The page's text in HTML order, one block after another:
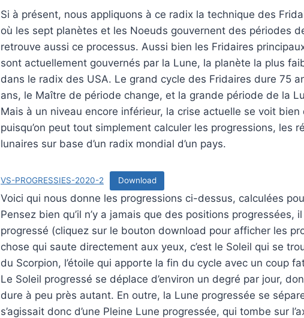
Si à présent, nous appliquons à ce radix la technique des
où les sept planètes et les Noeuds gouvernent des périodes
retrouve aussi ce processus. Aussi bien les Fridaires
sont actuellement gouvernés par la Lune, la planète la plus
dans le radix des USA. Le grand cycle des Fridaires dure 75
ans, le Maître de période change, et la grande période de la
Mais à un niveau encore inférieur, la crise actuelle se voit
puisqu’on peut tout simplement calculer les progressions, les
lunaires sur base d’un radix mondial d’un pays.
VS-PROGRESSIES-2020-2 Download
Voici qui nous donne les progressions ci-dessus, calculées
Pensez bien qu’il n’y a jamais que des positions progressées,
progressé (cliquez sur le bouton download pour afficher les
chose qui saute directement aux yeux, c’est le Soleil qui se
du Scorpion, l’étoile qui apporte la fin du cycle avec un coup
Le Soleil progressé se déplace d’environ un degré par jour,
dure à peu près autant. En outre, la Lune progressée se
s’agissait donc d’une Pleine Lune progressée, qui tombe sur